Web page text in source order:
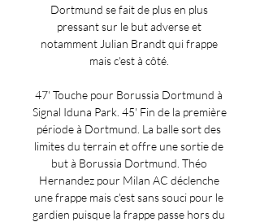
Dortmund se fait de plus en plus
pressant sur le but adverse et
notamment Julian Brandt qui frappe
mais c'est à côté.
47' Touche pour Borussia Dortmund à
Signal Iduna Park. 45' Fin de la première
période à Dortmund. La balle sort des
limites du terrain et offre une sortie de
but à Borussia Dortmund. Théo
Hernandez pour Milan AC déclenche
une frappe mais c'est sans souci pour le
gardien puisque la frappe passe hors du